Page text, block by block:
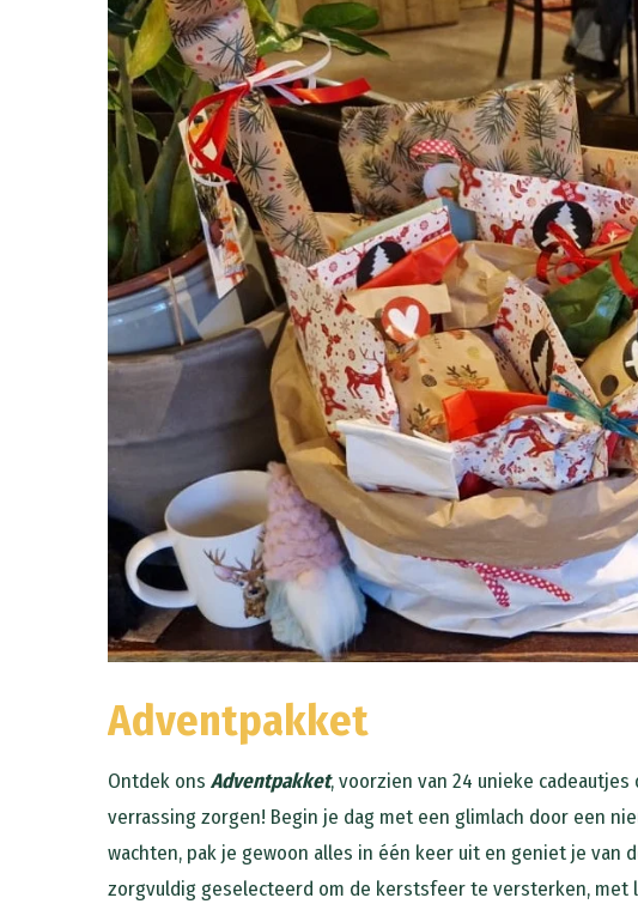
Adventpakket
Ontdek ons Adventpakket, voorzien van 24 unieke
verrassing zorgen! Begin je dag met een glimlach door een
wachten, pak je gewoon alles in één keer uit en geniet je van
zorgvuldig geselecteerd om de kerstsfeer te versterken,